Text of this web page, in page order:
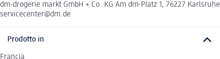
dm-drogerie markt GmbH + Co. KG Am dm-Platz 1, 76227 Karlsruhe
servicecenter@dm.de
Prodotto in
Francia